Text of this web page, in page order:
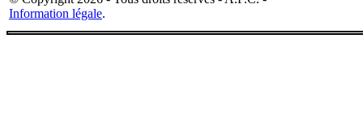
Information légale.